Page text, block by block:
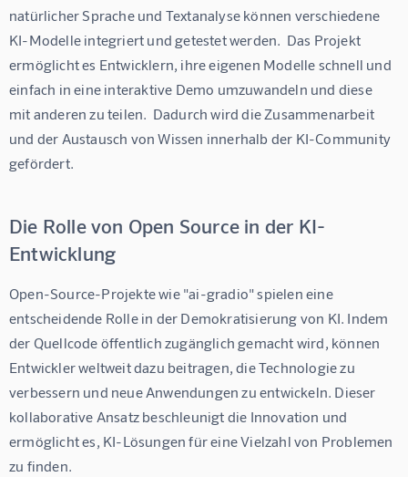
natürlicher Sprache und Textanalyse können verschiedene
KI-Modelle integriert und getestet werden.  Das Projekt
ermöglicht es Entwicklern, ihre eigenen Modelle schnell und
einfach in eine interaktive Demo umzuwandeln und diese
mit anderen zu teilen.  Dadurch wird die Zusammenarbeit
und der Austausch von Wissen innerhalb der KI-Community
gefördert.
Die Rolle von Open Source in der KI-
Entwicklung
Open-Source-Projekte wie "ai-gradio" spielen eine
entscheidende Rolle in der Demokratisierung von KI. Indem
der Quellcode öffentlich zugänglich gemacht wird, können
Entwickler weltweit dazu beitragen, die Technologie zu
verbessern und neue Anwendungen zu entwickeln. Dieser
kollaborative Ansatz beschleunigt die Innovation und
ermöglicht es, KI-Lösungen für eine Vielzahl von Problemen
zu finden.